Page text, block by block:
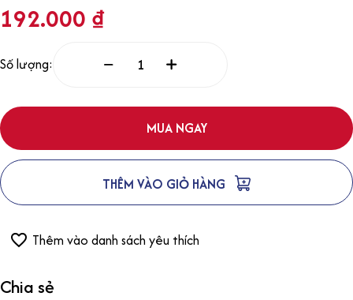
192.000 ₫
Số lượng:
MUA NGAY
THÊM VÀO GIỎ HÀNG
Thêm vào danh sách yêu thích
Chia sẻ